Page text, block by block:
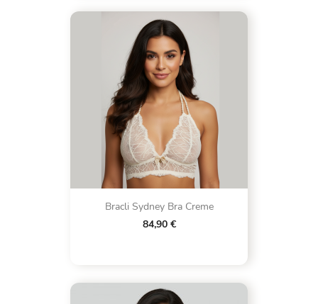
Bracli Sydney Bra Creme
84,90 €